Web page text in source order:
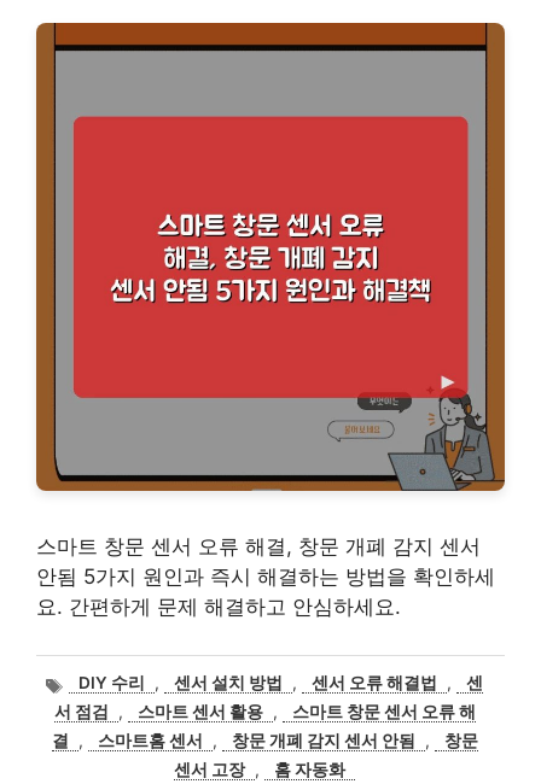
스마트 창문 센서 오류 해결, 창문 개폐 감지 센서
안됨 5가지 원인과 즉시 해결하는 방법을 확인하세
요. 간편하게 문제 해결하고 안심하세요.
태
그
DIY 수리 , 센서 설치 방법 , 센서 오류 해결법 ,
센
서 점검
, 스마트 센서 활용 ,
스마트 창문 센서 오류 해
결
, 스마트홈 센서 , 창문 개폐 감지 센서 안됨 ,
창문
센서 고장 , 홈 자동화